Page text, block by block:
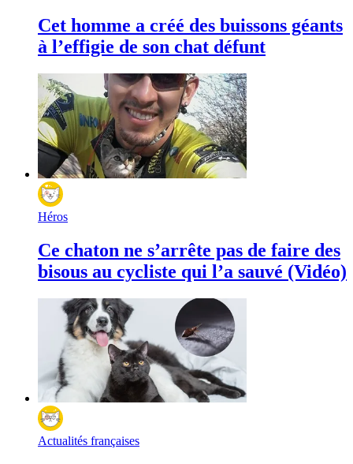
Cet homme a créé des buissons géants
à l’effigie de son chat défunt
Héros
Ce chaton ne s’arrête pas de faire des
bisous au cycliste qui l’a sauvé (Vidéo)
Actualités françaises